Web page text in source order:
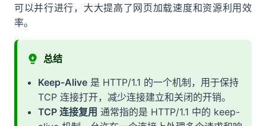
可以并行进行，大大提高了网页加载速度和资源利用效
率。
总结
Keep-Alive是 HTTP/1.1 的一个机制，用于保持
TCP 连接打开，减少连接建立和关闭的开销。
TCP 连接复用 通常指的是 HTTP/1.1 中的 keep-